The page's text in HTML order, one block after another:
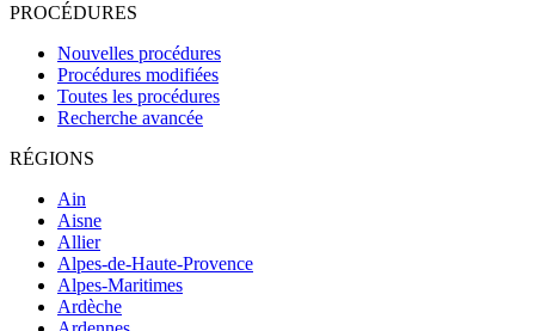
PROCÉDURES
Nouvelles procédures
Procédures modifiées
Toutes les procédures
Recherche avancée
RÉGIONS
Ain
Aisne
Allier
Alpes-de-Haute-Provence
Alpes-Maritimes
Ardèche